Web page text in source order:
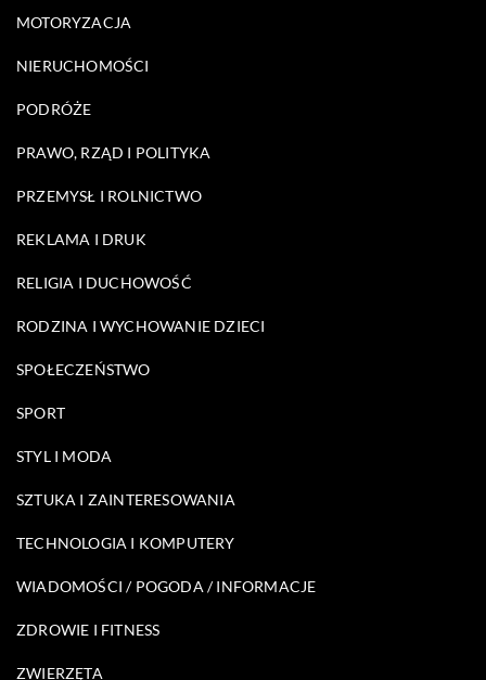
MOTORYZACJA
NIERUCHOMOŚCI
PODRÓŻE
PRAWO, RZĄD I POLITYKA
PRZEMYSŁ I ROLNICTWO
REKLAMA I DRUK
RELIGIA I DUCHOWOŚĆ
RODZINA I WYCHOWANIE DZIECI
SPOŁECZEŃSTWO
SPORT
STYL I MODA
SZTUKA I ZAINTERESOWANIA
TECHNOLOGIA I KOMPUTERY
WIADOMOŚCI / POGODA / INFORMACJE
ZDROWIE I FITNESS
ZWIERZĘTA